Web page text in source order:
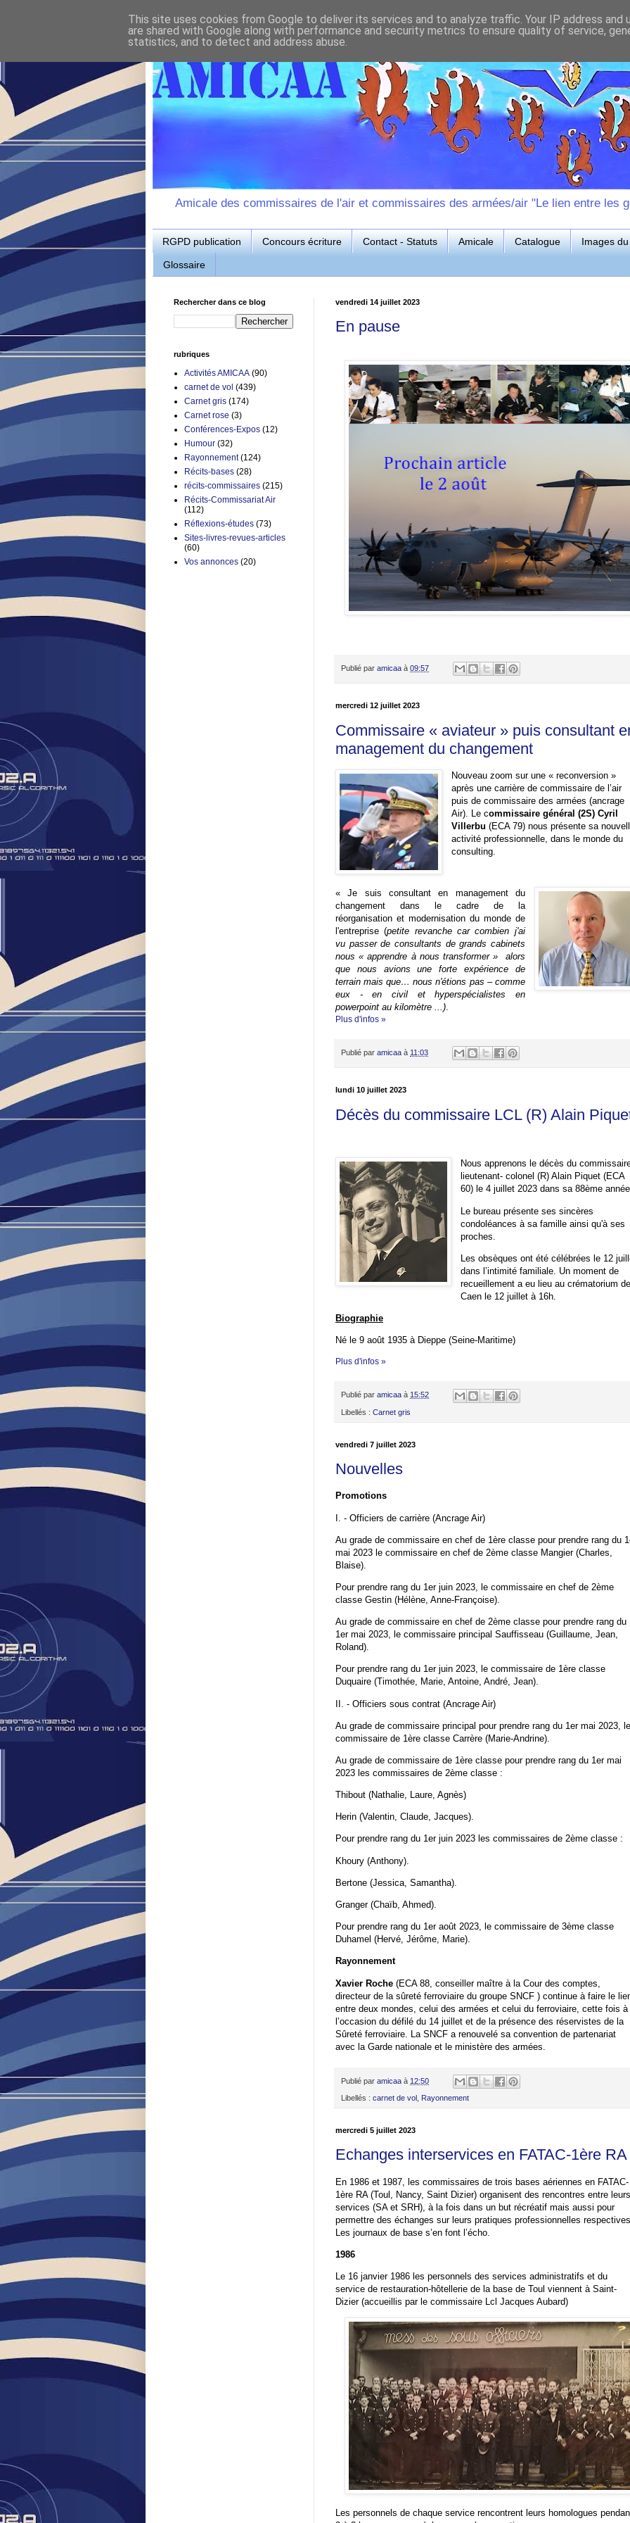
Amicale des commissaires de l'air et commissaires des armées/air "Le lien entre les
RGPD publication Concours écriture Contact - Statuts Amicale Catalogue Images
Glossaire
vendredi 14 juillet 2023
En pause
Publié par amicaa à 09:57
mercredi 12 juillet 2023
Commissaire « aviateur » puis consultant
management du changement
Nouveau zoom sur une « reconversion »
après une carrière de commissaire de l’air
puis de commissaire des armées (ancrage
Air). Le commissaire général (2S) Cyril
Villerbu (ECA 79) nous présente sa
activité professionnelle, dans le monde du
consulting.
« Je suis consultant en management du
changement dans le cadre de la
réorganisation et modernisation du monde de
l'entreprise (petite revanche car combien j'ai
vu passer de consultants de grands cabinets
nous « apprendre à nous transformer » alors
que nous avions une forte expérience de
terrain mais que… nous n'étions pas – comme
eux - en civil et hyperspécialistes en
powerpoint au kilomètre ...).
Plus d'infos »
Publié par amicaa à 11:03
lundi 10 juillet 2023
Décès du commissaire LCL (R) Alain
Nous apprenons le décès du
lieutenant- colonel (R) Alain Piquet (ECA
60) le 4 juillet 2023 dans sa 88ème
Le bureau présente ses sincères
condoléances à sa famille ainsi qu'à ses
proches.
Les obsèques ont été célébrées le 12
dans l’intimité familiale. Un moment de
recueillement a eu lieu au crématorium
Caen le 12 juillet à 16h.
Biographie
Né le 9 août 1935 à Dieppe (Seine-Maritime)
Plus d'infos »
Publié par amicaa à 15:52
Libellés : Carnet gris
vendredi 7 juillet 2023
Nouvelles
Promotions
I. - Officiers de carrière (Ancrage Air)
Au grade de commissaire en chef de 1ère classe pour prendre rang du
mai 2023 le commissaire en chef de 2ème classe Mangier (Charles,
Blaise).
Pour prendre rang du 1er juin 2023, le commissaire en chef de 2ème
classe Gestin (Hélène, Anne-Françoise).
Au grade de commissaire en chef de 2ème classe pour prendre rang du
1er mai 2023, le commissaire principal Sauffisseau (Guillaume, Jean,
Roland).
Pour prendre rang du 1er juin 2023, le commissaire de 1ère classe
Duquaire (Timothée, Marie, Antoine, André, Jean).
II. - Officiers sous contrat (Ancrage Air)
Au grade de commissaire principal pour prendre rang du 1er mai 2023, le
commissaire de 1ère classe Carrère (Marie-Andrine).
Au grade de commissaire de 1ère classe pour prendre rang du 1er mai
2023 les commissaires de 2ème classe :
Thibout (Nathalie, Laure, Agnès)
Herin (Valentin, Claude, Jacques).
Pour prendre rang du 1er juin 2023 les commissaires de 2ème classe :
Khoury (Anthony).
Bertone (Jessica, Samantha).
Granger (Chaïb, Ahmed).
Pour prendre rang du 1er août 2023, le commissaire de 3ème classe
Duhamel (Hervé, Jérôme, Marie).
Rayonnement
Xavier Roche (ECA 88, conseiller maître à la Cour des comptes,
directeur de la sûreté ferroviaire du groupe SNCF ) continue à faire le
entre deux mondes, celui des armées et celui du ferroviaire, cette fois à
l’occasion du défilé du 14 juillet et de la présence des réservistes de la
Sûreté ferroviaire. La SNCF a renouvelé sa convention de partenariat
avec la Garde nationale et le ministère des armées.
Publié par amicaa à 12:50
Libellés : carnet de vol Rayonnement
mercredi 5 juillet 2023
Echanges interservices en FATAC-1ère RA
En 1986 et 1987, les commissaires de trois bases aériennes en FATAC-
1ère RA (Toul, Nancy, Saint Dizier) organisent des rencontres entre leurs
services (SA et SRH), à la fois dans un but récréatif mais aussi pour
permettre des échanges sur leurs pratiques professionnelles
Les journaux de base s’en font l’écho.
1986
Le 16 janvier 1986 les personnels des services administratifs et du
service de restauration-hôtellerie de la base de Toul viennent à Saint-
Dizier (accueillis par le commissaire Lcl Jacques Aubard)
Les personnels de chaque service rencontrent leurs homologues
Rechercher dans ce blog
rubriques
Activités AMICAA (90)
carnet de vol (439)
Carnet gris (174)
Carnet rose (3)
Conférences-Expos (12)
Humour (32)
Rayonnement (124)
Récits-bases (28)
récits-commissaires (215)
Récits-Commissariat Air
(112)
Réflexions-études (73)
Sites-livres-revues-articles
(60)
Vos annonces (20)
This site uses cookies from Google to deliver its services and to analyze traffic. Your IP address and
are shared with Google along with performance and security metrics to ensure quality of service,
statistics, and to detect and address abuse.